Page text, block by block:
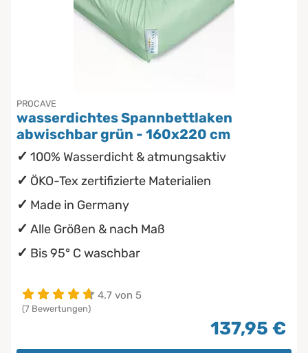
PROCAVE
wasserdichtes Spannbettlaken
abwischbar grün - 160x220 cm
100% Wasserdicht & atmungsaktiv
ÖKO-Tex zertifizierte Materialien
Made in Germany
Alle Größen & nach Maß
Bis 95° C waschbar
4.7 von 5
(7 Bewertungen)
137,95 €